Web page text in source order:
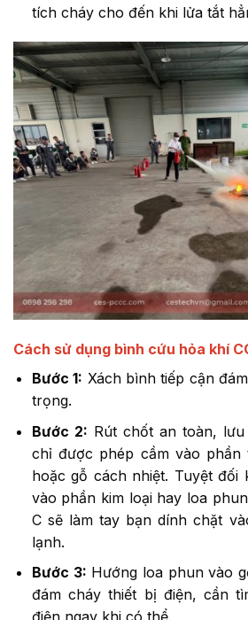
tích cháy cho đến khi lửa tắt
Cách sử dụng bình cứu hỏa khí
Bước 1: Xách bình tiếp cận
trọng.
Bước 2: Rút chốt an toàn,
chỉ được phép cầm vào phần
hoặc gỗ cách nhiệt. Tuyệt đối
vào phần kim loại hay loa
C sẽ làm tay bạn dính chặt
lạnh.
Bước 3: Hướng loa phun vào
đám cháy thiết bị điện, cần